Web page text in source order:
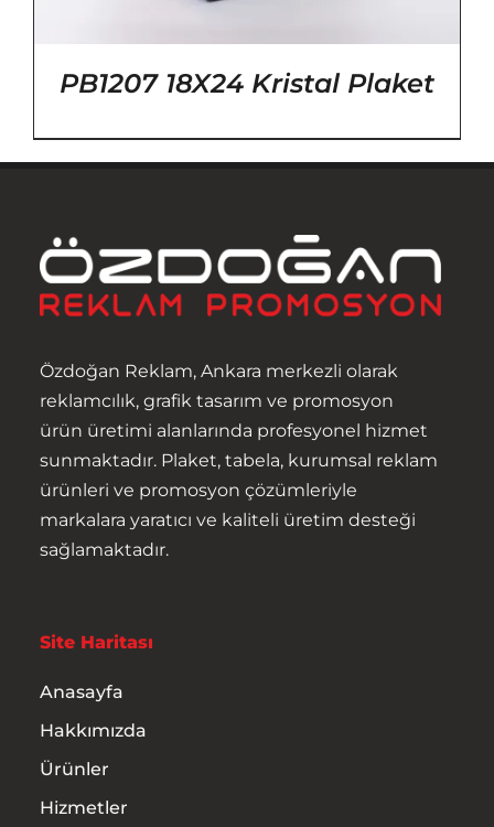
PB1207 18X24 Kristal Plaket
Özdoğan Reklam, Ankara merkezli olarak
reklamcılık, grafik tasarım ve promosyon
ürün üretimi alanlarında profesyonel hizmet
sunmaktadır. Plaket, tabela, kurumsal reklam
ürünleri ve promosyon çözümleriyle
markalara yaratıcı ve kaliteli üretim desteği
sağlamaktadır.
Site Haritası
Anasayfa
Hakkımızda
Ürünler
Hizmetler